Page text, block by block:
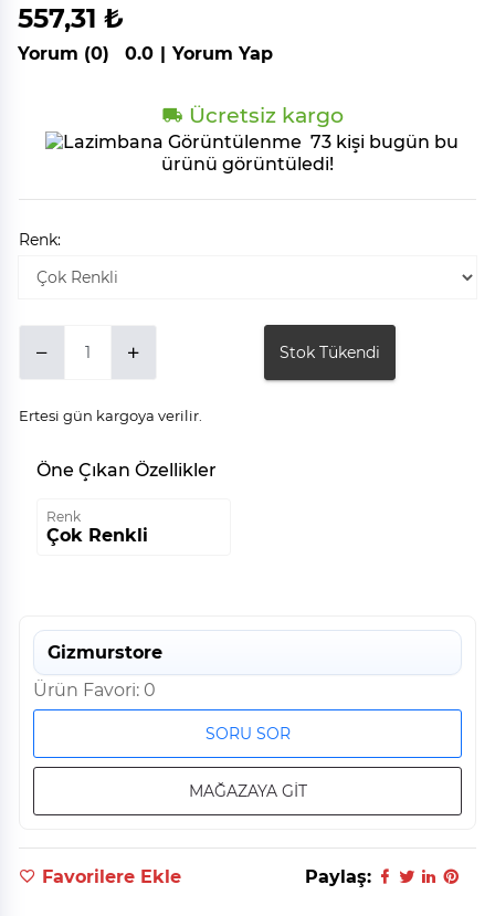
557,31 ₺
Yorum (0) 0.0 | Yorum Yap
Ücretsiz kargo
73 kişi bugün bu
ürünü görüntüledi!
Renk:
Stok Tükendi
Ertesi gün kargoya verilir.
Öne Çıkan Özellikler
Renk
Çok Renkli
Gizmurstore
Ürün Favori: 0
SORU SOR
MAĞAZAYA GİT
Favorilere Ekle Paylaş: